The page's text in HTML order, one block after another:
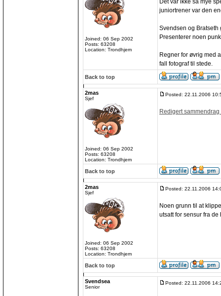
Joined: 06 Sep 2002
Posts: 63208
Location: Trondhjem
Det var ikke så mye
juniortrener var den
Svendsen og Bratseth
Presenterer noen
Regner for øvrig med
fall fotograf til stede.
Back to top
2mas
Sjef
Joined: 06 Sep 2002
Posts: 63208
Location: Trondhjem
Posted: 22.11.2006
Redigert
Back to top
2mas
Sjef
Joined: 06 Sep 2002
Posts: 63208
Location: Trondhjem
Posted: 22.11.2006
Noen grunn til at
utsatt for sensur fra de
Back to top
Svendsea
Senior
Posted: 22.11.2006